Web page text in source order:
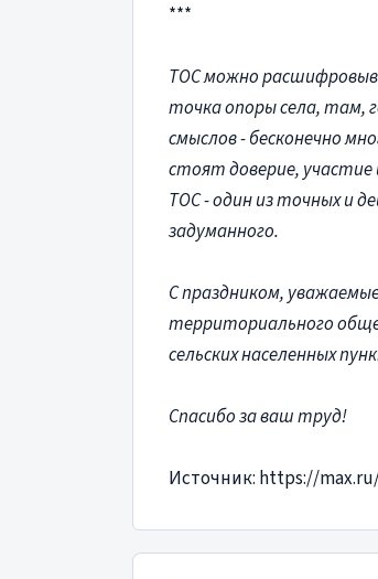
***
ТОС можно
точка опоры села, там,
смыслов - бесконечно
стоят доверие,
ТОС - один из точных и
задуманного.
С праздником,
территориального
сельских населенных
Спасибо за ваш труд!
Источник: https://